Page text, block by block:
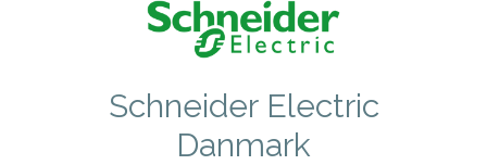
Schneider Electric
Danmark